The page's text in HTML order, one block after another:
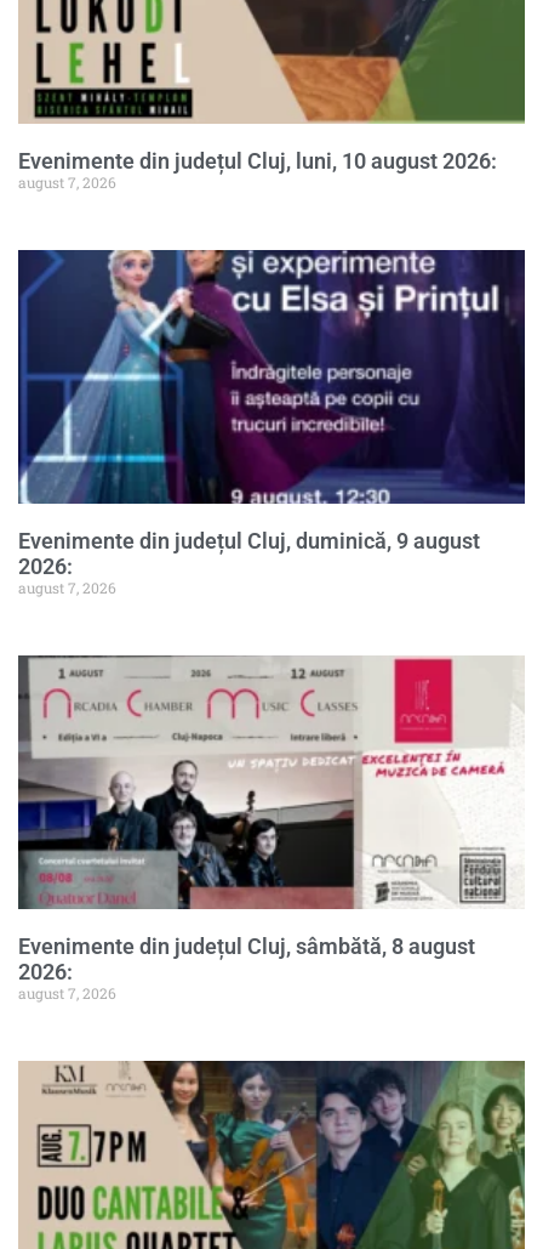
Evenimente din județul Cluj, luni, 10 august 2026:
august 7, 2026
Evenimente din județul Cluj, duminică, 9 august
2026:
august 7, 2026
Evenimente din județul Cluj, sâmbătă, 8 august
2026:
august 7, 2026